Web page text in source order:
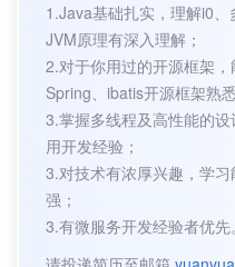
1.Java基础扎实，理解i0
JVM原理有深入理解；
2.对于你用过的开源框架
Spring、ibatis开源框架熟悉
3.掌握多线程及高性能的
用开发经验；
3.对技术有浓厚兴趣，学
强；
3.有微服务开发经验者优先。